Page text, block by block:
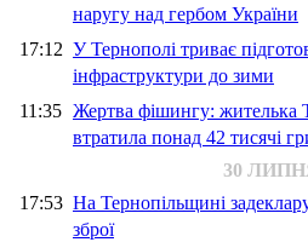
наругу над гербом України
17:12 У Тернополі триває
інфраструктури до зими
11:35 Жертва фішингу: жителька
втратила понад 42 тисячі
30
17:53 На Тернопільщині
зброї